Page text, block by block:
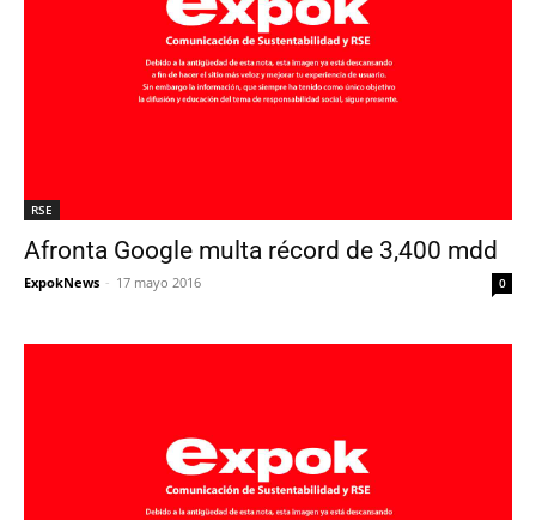
RSE
Afronta Google multa récord de 3,400 mdd
ExpokNews - 17 mayo 2016 0